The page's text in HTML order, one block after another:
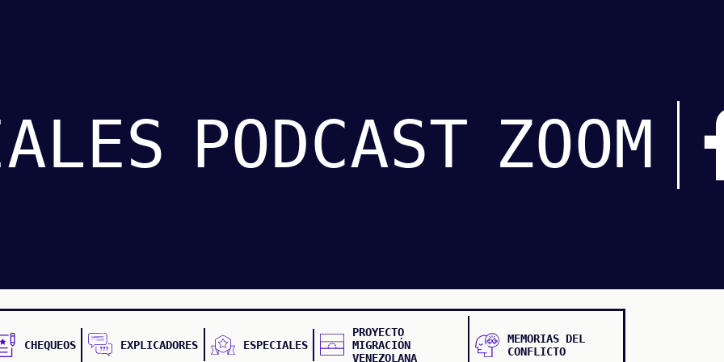
PODCAST ZOOM
CHEQUEOS EXPLICADORES ESPECIALES
PROYECTO
MIGRACIÓN
VENEZOLANA
MEMORIAS DEL
CONFLICTO